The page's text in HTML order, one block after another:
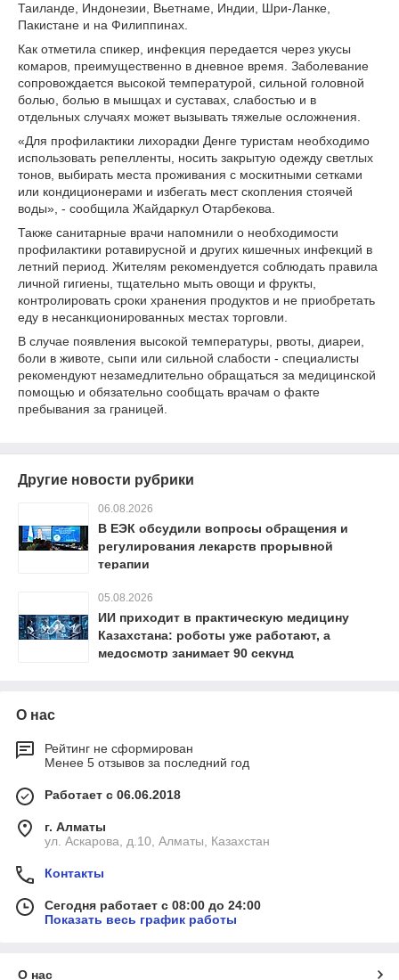
Таиланде, Индонезии, Вьетнаме, Индии, Шри-Ланке,
Пакистане и на Филиппинах.
Как отметила спикер, инфекция передается через укусы
комаров, преимущественно в дневное время. Заболевание
сопровождается высокой температурой, сильной головной
болью, болью в мышцах и суставах, слабостью и в
отдельных случаях может вызывать тяжелые осложнения.
«Для профилактики лихорадки Денге туристам необходимо
использовать репелленты, носить закрытую одежду светлых
тонов, выбирать места проживания с москитными сетками
или кондиционерами и избегать мест скопления стоячей
воды», - сообщила Жайдаркул Отарбекова.
Также санитарные врачи напомнили о необходимости
профилактики ротавирусной и других кишечных инфекций в
летний период. Жителям рекомендуется соблюдать правила
личной гигиены, тщательно мыть овощи и фрукты,
контролировать сроки хранения продуктов и не приобретать
еду в несанкционированных местах торговли.
В случае появления высокой температуры, рвоты, диареи,
боли в животе, сыпи или сильной слабости - специалисты
рекомендуют незамедлительно обращаться за медицинской
помощью и обязательно сообщать врачам о факте
пребывания за границей.
Другие новости рубрики
06.08.2026
В ЕЭК обсудили вопросы обращения и
регулирования лекарств прорывной
терапии
05.08.2026
ИИ приходит в практическую медицину
Казахстана: роботы уже работают, а
медосмотр занимает 90 секунд
О нас
Рейтинг не сформирован
Менее 5 отзывов за последний год
Работает с 06.06.2018
г. Алматы
ул. Аскарова, д.10, Алматы, Казахстан
Контакты
Сегодня работает с 08:00 до 24:00
Показать весь график работы
О нас